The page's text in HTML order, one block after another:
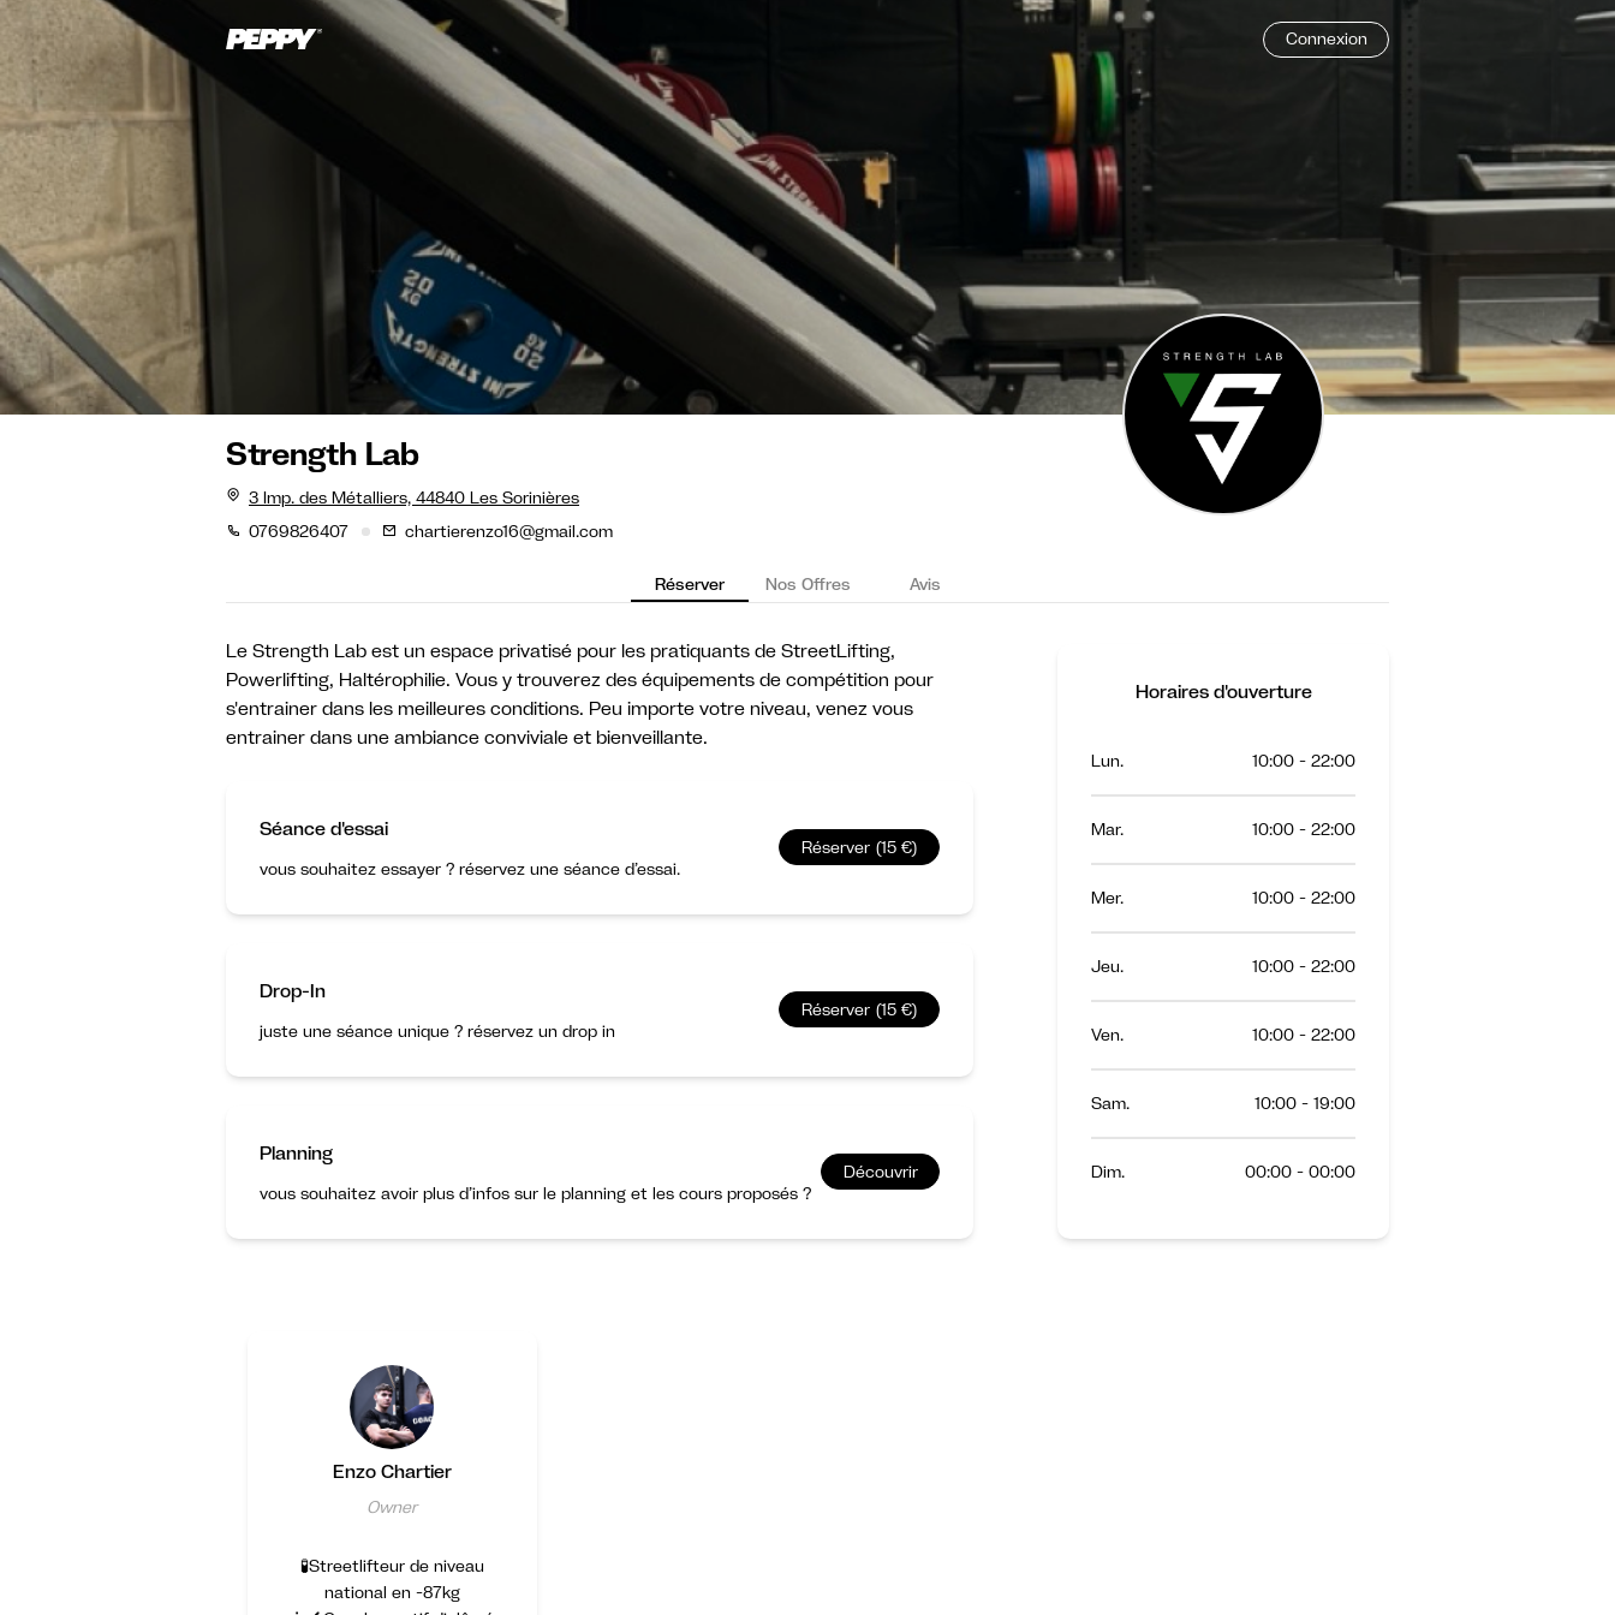
Connexion
Strength Lab
3 Imp. des Métalliers, 44840 Les Sorinières
0769826407
chartierenzo16@gmail.com
Réserver Nos Offres Avis
Le Strength Lab est un espace privatisé pour les pratiquants de StreetLifting,
Powerlifting, Haltérophilie. Vous y trouverez des équipements de compétition pour
s'entrainer dans les meilleures conditions. Peu importe votre niveau, venez vous
entrainer dans une ambiance conviviale et bienveillante.
Séance d'essai
vous souhaitez essayer ? réservez une séance d’essai.
Réserver (15 €)
Drop-In
juste une séance unique ? réservez un drop in
Réserver (15 €)
Planning
vous souhaitez avoir plus d’infos sur le planning et les cours proposés ?
Découvrir
Horaires d'ouverture
Lun. 10:00 - 22:00
Mar. 10:00 - 22:00
Mer. 10:00 - 22:00
Jeu. 10:00 - 22:00
Ven. 10:00 - 22:00
Sam. 10:00 - 19:00
Dim. 00:00 - 00:00
Enzo Chartier
Owner
🧪Streetlifteur de niveau
national en -87kg